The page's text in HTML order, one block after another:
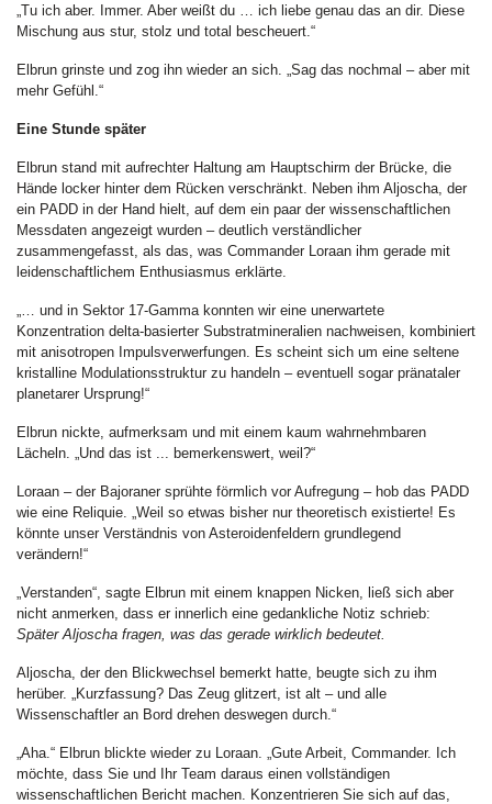
„Tu ich aber. Immer. Aber weißt du … ich liebe genau das an dir. Diese
Mischung aus stur, stolz und total bescheuert.“
Elbrun grinste und zog ihn wieder an sich. „Sag das nochmal – aber mit
mehr Gefühl.“
Eine Stunde später
Elbrun stand mit aufrechter Haltung am Hauptschirm der Brücke, die
Hände locker hinter dem Rücken verschränkt. Neben ihm Aljoscha, der
ein PADD in der Hand hielt, auf dem ein paar der wissenschaftlichen
Messdaten angezeigt wurden – deutlich verständlicher
zusammengefasst, als das, was Commander Loraan ihm gerade mit
leidenschaftlichem Enthusiasmus erklärte.
„… und in Sektor 17-Gamma konnten wir eine unerwartete
Konzentration delta-basierter Substratmineralien nachweisen, kombiniert
mit anisotropen Impulsverwerfungen. Es scheint sich um eine seltene
kristalline Modulationsstruktur zu handeln – eventuell sogar pränataler
planetarer Ursprung!“
Elbrun nickte, aufmerksam und mit einem kaum wahrnehmbaren
Lächeln. „Und das ist ... bemerkenswert, weil?“
Loraan – der Bajoraner sprühte förmlich vor Aufregung – hob das PADD
wie eine Reliquie. „Weil so etwas bisher nur theoretisch existierte! Es
könnte unser Verständnis von Asteroidenfeldern grundlegend
verändern!“
„Verstanden“, sagte Elbrun mit einem knappen Nicken, ließ sich aber
nicht anmerken, dass er innerlich eine gedankliche Notiz schrieb:
Später Aljoscha fragen, was das gerade wirklich bedeutet.
Aljoscha, der den Blickwechsel bemerkt hatte, beugte sich zu ihm
herüber. „Kurzfassung? Das Zeug glitzert, ist alt – und alle
Wissenschaftler an Bord drehen deswegen durch.“
„Aha.“ Elbrun blickte wieder zu Loraan. „Gute Arbeit, Commander. Ich
möchte, dass Sie und Ihr Team daraus einen vollständigen
wissenschaftlichen Bericht machen. Konzentrieren Sie sich auf das,